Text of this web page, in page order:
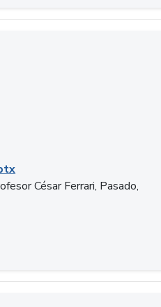
César Ferrari, Pasado,